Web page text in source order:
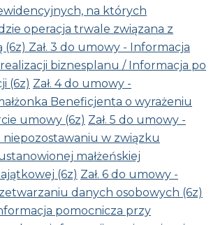
na których
operacja trwale związana z
(6z) Zał. 3 do umowy - Informacja
biznesplanu / Informacja po
(6z) Zał. 4 do umowy -
Beneficjenta o wyrażeniu
umowy (6z) Zał. 5 do umowy -
niepozostawaniu w związku
małżeńskiej
(6z) Zał. 6 do umowy -
danych osobowych (6z)
pomocnicza przy